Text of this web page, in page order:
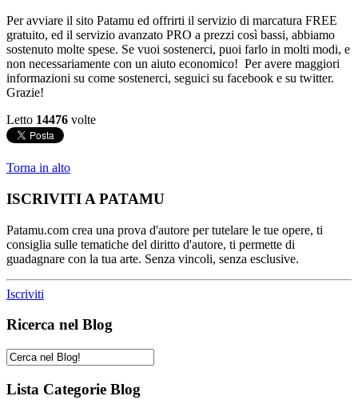
Per avviare il sito Patamu ed offrirti il servizio di marcatura FREE
gratuito, ed il servizio avanzato PRO a prezzi così bassi, abbiamo
sostenuto molte spese. Se vuoi sostenerci, puoi farlo in molti modi, e
non necessariamente con un aiuto economico! Per avere maggiori
informazioni su come sostenerci, seguici su facebook e su twitter.
Grazie!
Letto 14476 volte
Torna in alto
ISCRIVITI A PATAMU
Patamu.com crea una prova d'autore per tutelare le tue opere, ti
consiglia sulle tematiche del diritto d'autore, ti permette di
guadagnare con la tua arte. Senza vincoli, senza esclusive.
Iscriviti
Ricerca nel Blog
Lista Categorie Blog